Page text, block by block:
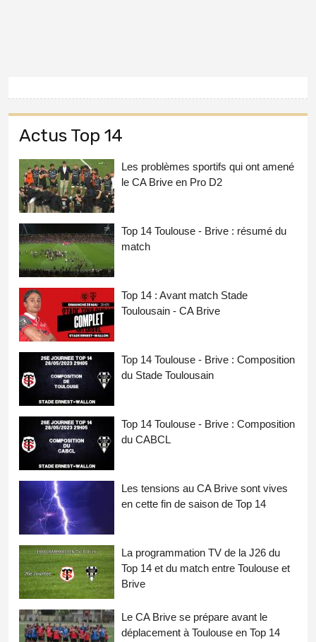
Actus Top 14
Les problèmes sportifs qui ont amené
le CA Brive en Pro D2
Top 14 Toulouse - Brive : résumé du
match
Top 14 : Avant match Stade
Toulousain - CA Brive
Top 14 Toulouse - Brive : Composition
du Stade Toulousain
Top 14 Toulouse - Brive : Composition
du CABCL
Les tensions au CA Brive sont vives
en cette fin de saison de Top 14
La programmation TV de la J26 du
Top 14 et du match entre Toulouse et
Brive
Le CA Brive se prépare avant le
déplacement à Toulouse en Top 14